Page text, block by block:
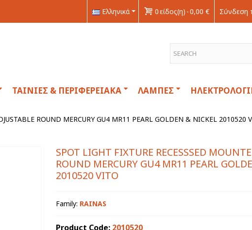
Σύνδεση
0είδος(η) -0,00 €
Ελληνικά
ΤΑΙΝΙΕΣ & ΠΕΡΙΦΕΡΕΙΑΚΑ ΛΑΜΠΕΣ
ROUND MERCURY GU4 MR11 PEARL GOLDEN & NICKEL 2010520
SPOT LIGHT FIXTURE RECESSSED
ROUND MERCURY GU4 MR11 PEARL
2010520 VITO
Family: RAINAS
Product Code: 2010520